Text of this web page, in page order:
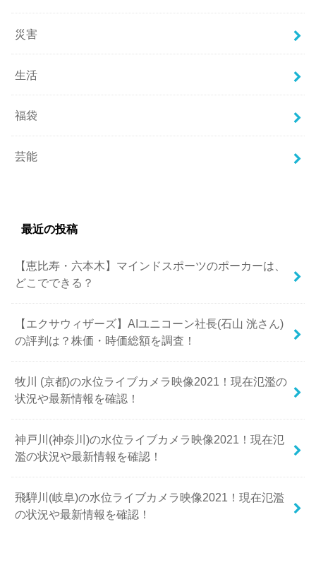
災害
生活
福袋
芸能
最近の投稿
【恵比寿・六本木】マインドスポーツのポーカーは、
どこでできる？
【エクサウィザーズ】AIユニコーン社長(石山 洸さん)
の評判は？株価・時価総額を調査！
牧川 (京都)の水位ライブカメラ映像2021！現在氾濫の
状況や最新情報を確認！
神戸川(神奈川)の水位ライブカメラ映像2021！現在氾
濫の状況や最新情報を確認！
飛騨川(岐阜)の水位ライブカメラ映像2021！現在氾濫
の状況や最新情報を確認！